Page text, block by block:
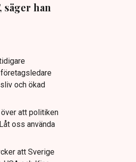
han
och ökad
att politiken
oss använda
att Sverige